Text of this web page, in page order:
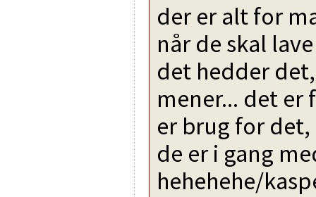
der er alt for
når de skal
det hedder
mener... det
er brug for
de er i gang
hehehehe/